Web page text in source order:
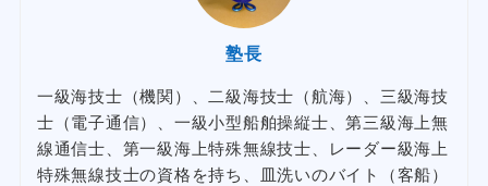
塾長
一級海技士（機関）、二級海技士（航海）、三級海技
士（電子通信）、一級小型船舶操縦士、第三級海上無
線通信士、第一級海上特殊無線技士、レーダー級海上
特殊無線技士の資格を持ち、皿洗いのバイト（客船）